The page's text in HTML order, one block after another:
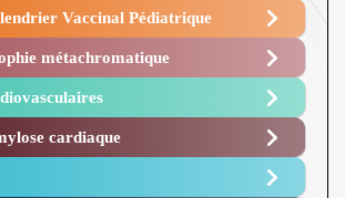
Vaccinal Pédiatrique
métachromatique
cardiaque